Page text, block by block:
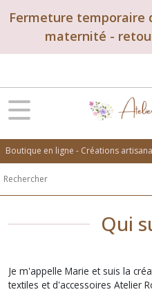
Fermeture temporaire
maternité -
Boutique en ligne - Créations
Qui
Je m'appelle Marie et suis la
textiles et d'accessoires Atelier